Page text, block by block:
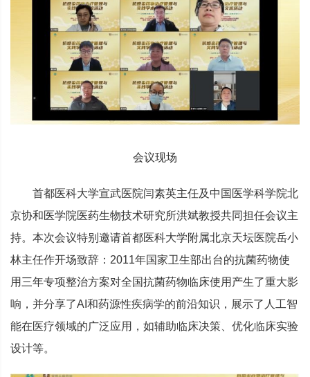
会议现场
首都医科大学宣武医院闫素英主任及中国医学科学院北
京协和医学院医药生物技术研究所洪斌教授共同担任会议主
持。本次会议特别邀请首都医科大学附属北京天坛医院岳小
林主任作开场致辞：2011年国家卫生部出台的抗菌药物使
用三年专项整治方案对全国抗菌药物临床使用产生了重大影
响，并分享了AI和药源性疾病学的前沿知识，展示了人工智
能在医疗领域的广泛应用，如辅助临床决策、优化临床实验
设计等。